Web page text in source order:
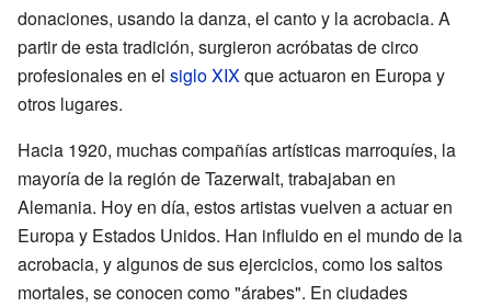
donaciones, usando la danza, el canto y la acrobacia. A
partir de esta tradición, surgieron acróbatas de circo
profesionales en el siglo XIXque actuaron en Europa y
otros lugares.
Hacia 1920, muchas compañías artísticas marroquíes, la
mayoría de la región de Tazerwalt, trabajaban en
Alemania. Hoy en día, estos artistas vuelven a actuar en
Europa y Estados Unidos. Han influido en el mundo de la
acrobacia, y algunos de sus ejercicios, como los saltos
mortales, se conocen como "árabes". En ciudades